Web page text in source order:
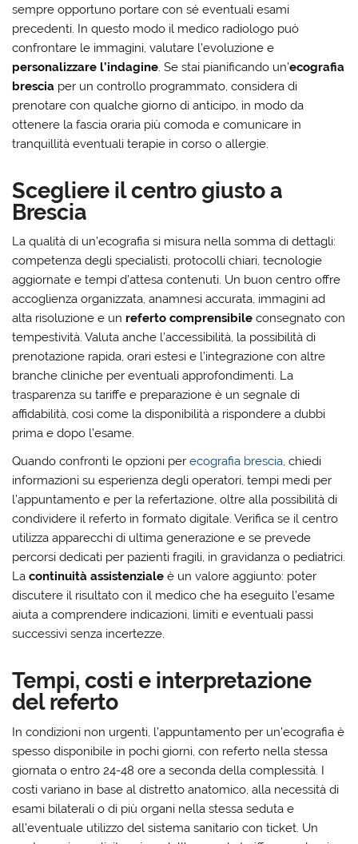
sempre opportuno portare con sé eventuali esami
precedenti. In questo modo il medico radiologo può
confrontare le immagini, valutare l’evoluzione e
personalizzare l’indagine. Se stai pianificando un’ecografia
brescia per un controllo programmato, considera di
prenotare con qualche giorno di anticipo, in modo da
ottenere la fascia oraria più comoda e comunicare in
tranquillità eventuali terapie in corso o allergie.
Scegliere il centro giusto a
Brescia
La qualità di un’ecografia si misura nella somma di dettagli:
competenza degli specialisti, protocolli chiari, tecnologie
aggiornate e tempi d’attesa contenuti. Un buon centro offre
accoglienza organizzata, anamnesi accurata, immagini ad
alta risoluzione e un referto comprensibile consegnato con
tempestività. Valuta anche l’accessibilità, la possibilità di
prenotazione rapida, orari estesi e l’integrazione con altre
branche cliniche per eventuali approfondimenti. La
trasparenza su tariffe e preparazione è un segnale di
affidabilità, così come la disponibilità a rispondere a dubbi
prima e dopo l’esame.
Quando confronti le opzioni perecografia brescia, chiedi
informazioni su esperienza degli operatori, tempi medi per
l’appuntamento e per la refertazione, oltre alla possibilità di
condividere il referto in formato digitale. Verifica se il centro
utilizza apparecchi di ultima generazione e se prevede
percorsi dedicati per pazienti fragili, in gravidanza o pediatrici.
Lacontinuità assistenziale è un valore aggiunto: poter
discutere il risultato con il medico che ha eseguito l’esame
aiuta a comprendere indicazioni, limiti e eventuali passi
successivi senza incertezze.
Tempi, costi e interpretazione
del referto
In condizioni non urgenti, l’appuntamento per un’ecografia è
spesso disponibile in pochi giorni, con referto nella stessa
giornata o entro 24-48 ore a seconda della complessità. I
costi variano in base al distretto anatomico, alla necessità di
esami bilaterali o di più organi nella stessa seduta e
all’eventuale utilizzo del sistema sanitario con ticket. Un